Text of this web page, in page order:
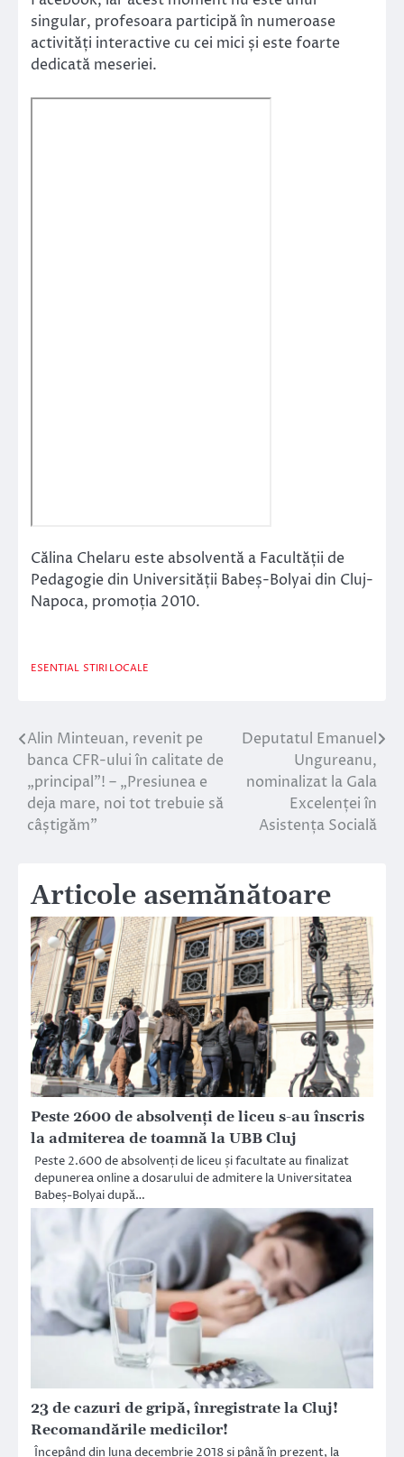
singular, profesoara participă în numeroase
activități interactive cu cei mici și este foarte
dedicată meseriei.
Călina Chelaru este absolventă a Facultății de
Pedagogie din Universității Babeș-Bolyai din Cluj-
Napoca, promoția 2010.
ESENTIAL STIRI LOCALE
Navigare
în
articole
Alin Minteuan, revenit pe
banca CFR-ului în calitate de
„principal”! – „Presiunea e
deja mare, noi tot trebuie să
câștigăm”
Deputatul Emanuel
Ungureanu,
nominalizat la Gala
Excelenței în
Asistența Socială
Articole asemănătoare
Peste 2600 de absolvenți de liceu s-au înscris
la admiterea de toamnă la UBB Cluj
Peste 2.600 de absolvenți de liceu și facultate au finalizat
depunerea online a dosarului de admitere la Universitatea
Babeș-Bolyai după…
23 de cazuri de gripă, înregistrate la Cluj!
Recomandările medicilor!
Începând din luna decembrie 2018 și până în prezent, la